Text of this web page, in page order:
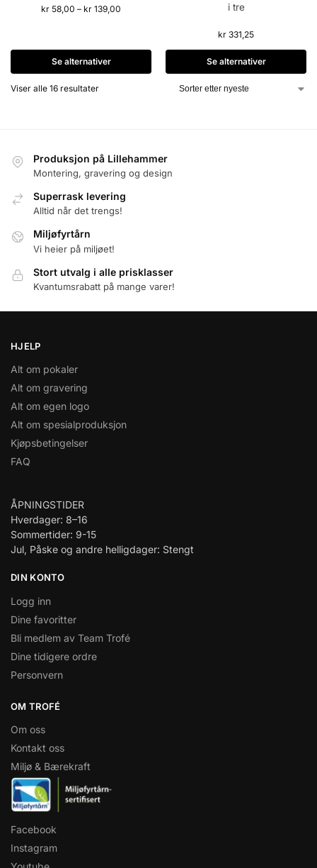
kr 58,00 – kr 139,00
Se alternativer
i tre
kr 331,25
Se alternativer
Viser alle 16 resultater
Produksjon på Lillehammer
Montering, gravering og design
Superrask levering
Alltid når det trengs!
Miljøfyrtårn
Vi heier på miljøet!
Stort utvalg i alle prisklasser
Kvantumsrabatt på mange varer!
HJELP
Alt om pokaler
Alt om gravering
Alt om egen logo
Alt om spesialproduksjon
Kjøpsbetingelser
FAQ
ÅPNINGSTIDER
Hverdager: 8–16
Sommertider: 9-15
Jul, Påske og andre helligdager: Stengt
DIN KONTO
Logg inn
Dine favoritter
Bli medlem av Team Trofé
Dine tidigere ordre
Personvern
OM TROFÉ
Om oss
Kontakt oss
Miljø & Bærekraft
Facebook
Instagram